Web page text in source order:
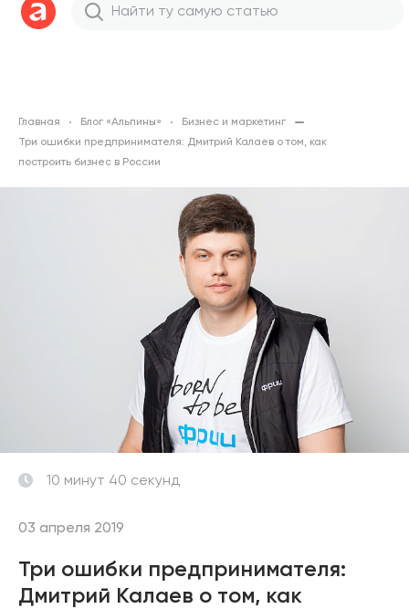
Главная Блог «Альпины»
Бизнес и маркетинг
Три ошибки предпринимателя: Дмитрий Калаев о том, как
построить бизнес в России
03 апреля 2019
10 минут 40 секунд
Три ошибки предпринимателя:
Дмитрий Калаев о том, как